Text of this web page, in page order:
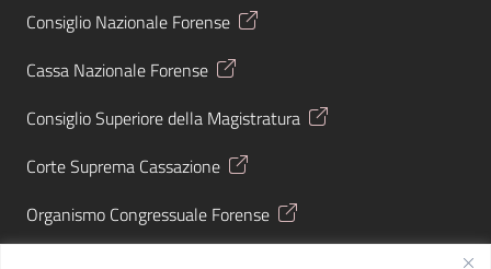
Consiglio Nazionale Forense
Cassa Nazionale Forense
Consiglio Superiore della Magistratura
Corte Suprema Cassazione
Organismo Congressuale Forense